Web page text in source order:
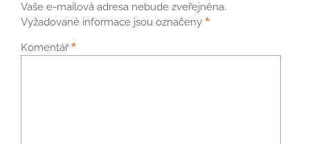
Vaše e-mailová adresa nebude zveřejněna.
Vyžadované informace jsou označeny *
Komentář *